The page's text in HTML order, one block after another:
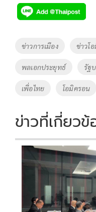
e
b
o
k
tt
er
p
y
Li
Tags
ข่าวการเมือง ข่าวโ
พลเอกประยุทธ์ รัฐ
เพื่อไทย โอมิครอน
ข่าวที่เกี่ยวข้